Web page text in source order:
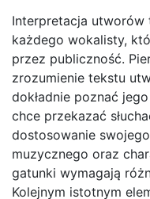
Interpretacja
każdego wokalisty,
przez publiczność.
zrozumienie tekstu
dokładnie poznać
chce przekazać
dostosowanie
muzycznego oraz
gatunki wymagają
Kolejnym istotnym